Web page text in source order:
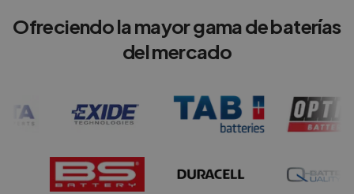
Ofreciendo la mayor gama de baterías
del mercado